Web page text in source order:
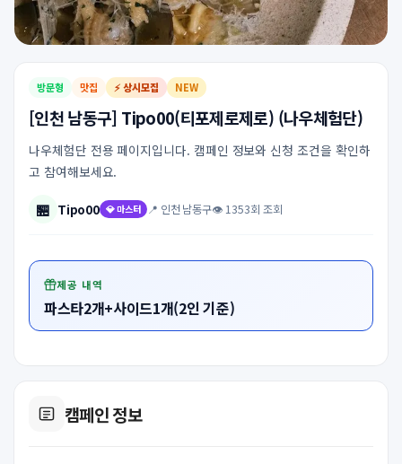
방문형 맛집 ⚡ 상시모집 NEW
[인천 남동구] Tipo00(티포제로제로) (나우체험단)
나우체험단 전용 페이지입니다. 캠페인 정보와 신청 조건을 확인하
고 참여해보세요.
🏪 Tipo00 💎 마스터 📍 인천 남동구👁 1353회 조회
제공 내역
파스타2개+사이드1개(2인 기준)
캠페인 정보